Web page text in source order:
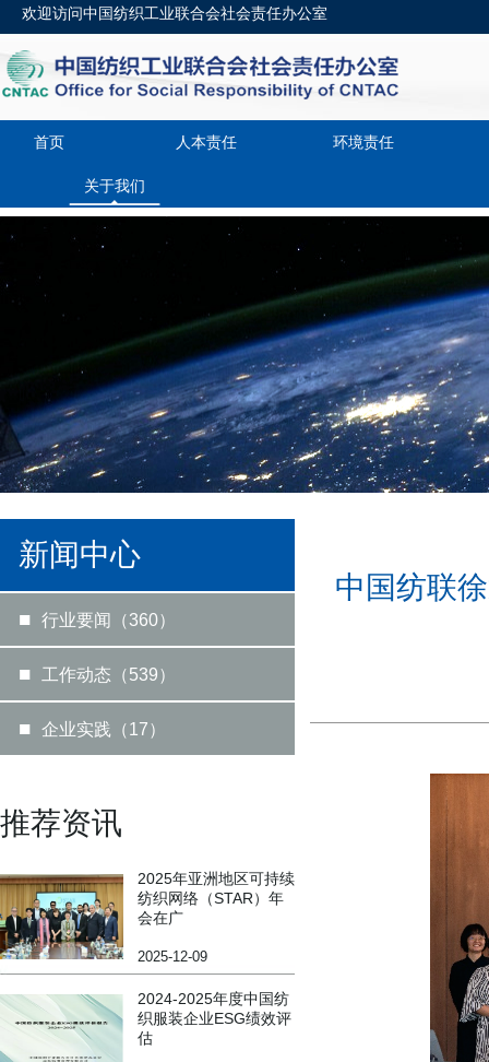
欢迎访问中国纺织工业联合会社会责任办公室
首页 人本责任 环境责任
关于我们
新闻中心
■ 行业要闻（360）
■ 工作动态（539）
■ 企业实践（17）
推荐资讯
2025年亚洲地区可持续
纺织网络（STAR）年
会在广
2025-12-09
2024-2025年度中国纺
织服装企业ESG绩效评
估
中国纺联